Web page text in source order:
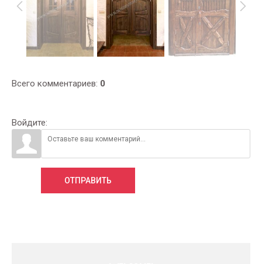
Всего комментариев: 0
Войдите:
ОТПРАВИТЬ